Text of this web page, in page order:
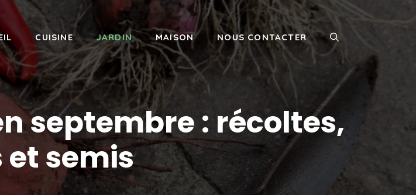
CUISINE JARDIN MAISON NOUS CONTACTER
septembre : récoltes,
semis